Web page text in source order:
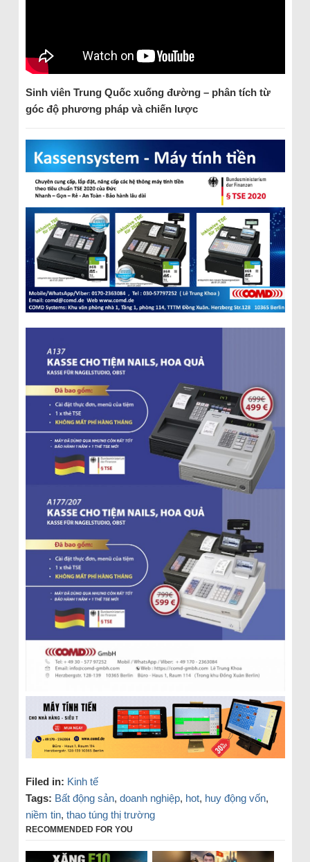
Sinh viên Trung Quốc xuống đường – phân tích từ
góc độ phương pháp và chiến lược
Filed in: Kinh tế
Tags: Bất động sản, doanh nghiệp, hot, huy động vốn,
niềm tin, thao túng thị trường
RECOMMENDED FOR YOU